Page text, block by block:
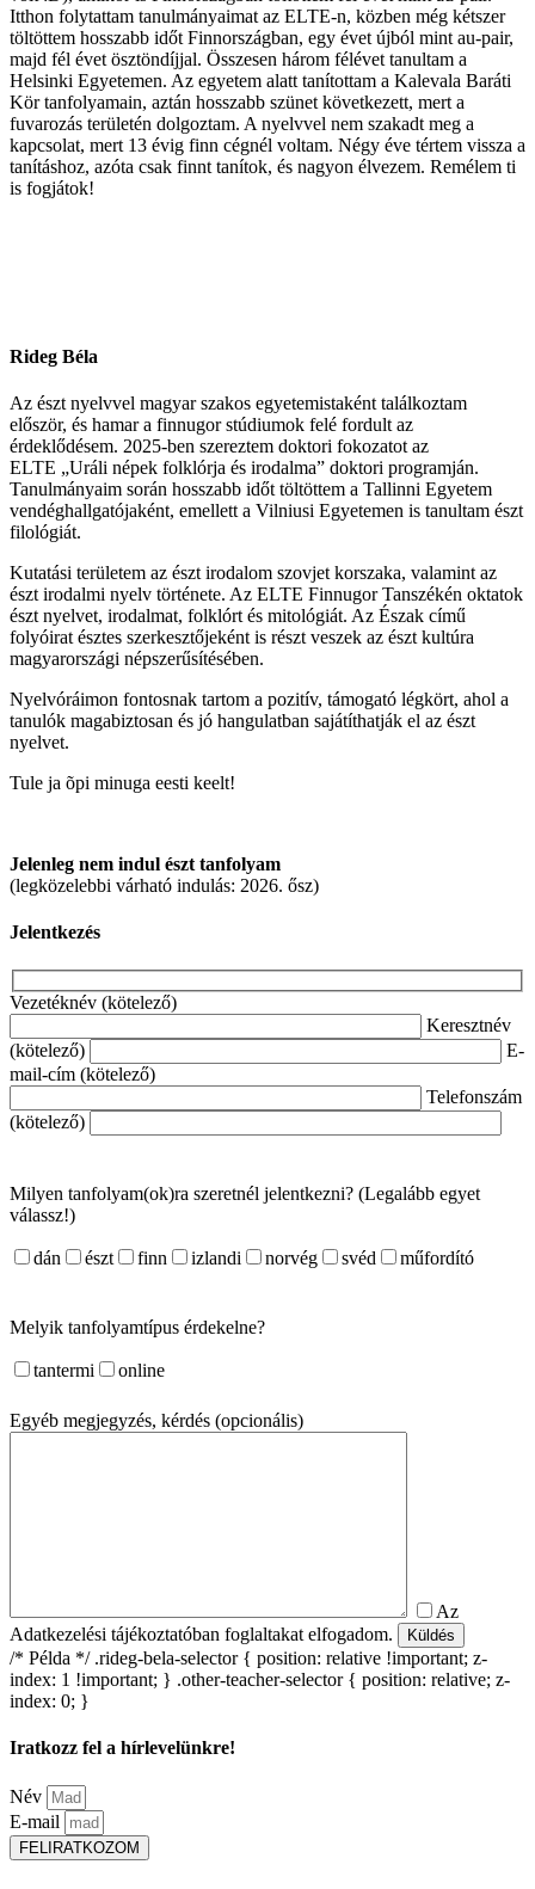
Itthon folytattam tanulmányaimat az ELTE-n, közben még kétszer
töltöttem hosszabb időt Finnországban, egy évet újból mint au-pair,
majd fél évet ösztöndíjjal. Összesen három félévet tanultam a
Helsinki Egyetemen. Az egyetem alatt tanítottam a Kalevala Baráti
Kör tanfolyamain, aztán hosszabb szünet következett, mert a
fuvarozás területén dolgoztam. A nyelvvel nem szakadt meg a
kapcsolat, mert 13 évig finn cégnél voltam. Négy éve tértem vissza a
tanításhoz, azóta csak finnt tanítok, és nagyon élvezem. Remélem ti
is fogjátok!
Rideg Béla
Az észt nyelvvel magyar szakos egyetemistaként találkoztam
először, és hamar a finnugor stúdiumok felé fordult az
érdeklődésem. 2025-ben szereztem doktori fokozatot az
ELTE „Uráli népek folklórja és irodalma” doktori programján.
Tanulmányaim során hosszabb időt töltöttem a Tallinni Egyetem
vendéghallgatójaként, emellett a Vilniusi Egyetemen is tanultam észt
filológiát.
Kutatási területem az észt irodalom szovjet korszaka, valamint az
észt irodalmi nyelv története. Az ELTE Finnugor Tanszékén oktatok
észt nyelvet, irodalmat, folklórt és mitológiát. Az Észak című
folyóirat észtes szerkesztőjeként is részt veszek az észt kultúra
magyarországi népszerűsítésében.
Nyelvóráimon fontosnak tartom a pozitív, támogató légkört, ahol a
tanulók magabiztosan és jó hangulatban sajátíthatják el az észt
nyelvet.
Tule ja õpi minuga eesti keelt!
Jelenleg nem indul észt tanfolyam
(legközelebbi várható indulás: 2026. ősz)
Jelentkezés
Vezetéknév (kötelező)
Keresztnév
(kötelező)
E-
mail-cím (kötelező)
Telefonszám
(kötelező)
Milyen tanfolyam(ok)ra szeretnél jelentkezni? (Legalább egyet
válassz!)
dán észt finn izlandi norvég svéd műfordító
Melyik tanfolyamtípus érdekelne?
tantermi online
Egyéb megjegyzés, kérdés (opcionális)
Az
Adatkezelési tájékoztatóban foglaltakat elfogadom.
/* Példa */ .rideg-bela-selector { position: relative !important; z-
index: 1 !important; } .other-teacher-selector { position: relative; z-
index: 0; }
Iratkozz fel a hírlevelünkre!
Név
E-mail
FELIRATKOZOM